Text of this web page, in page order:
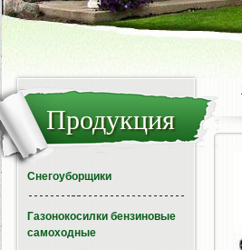
Продукция
Снегоуборщики
Газонокосилки бензиновые
самоходные